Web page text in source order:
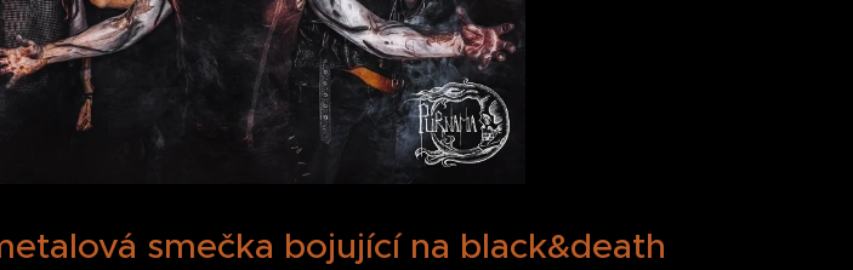
smečka bojující na black&death